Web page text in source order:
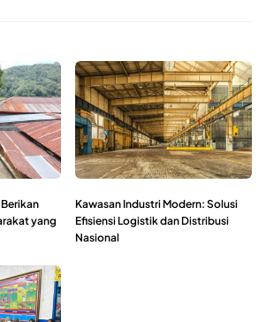
yang
Kawasan Industri Modern: Solusi
Efisiensi Logistik dan Distribusi
Nasional